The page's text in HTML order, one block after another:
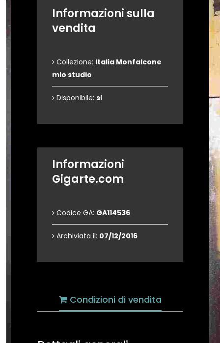
Informazioni sulla
vendita
Collezione: Italia Monfalcone
mio studio
Disponibile: si
Informazioni
Gigarte.com
Codice GA: GA114536
Archiviata il: 07/12/2016
Condizioni di vendita